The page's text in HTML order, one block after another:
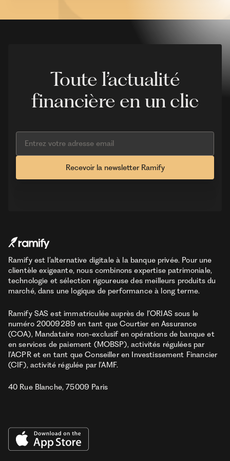
Toute l’actualité
financière en un clic
Ramify est l’alternative digitale à la banque privée. Pour une
clientèle exigeante, nous combinons expertise patrimoniale,
technologie et sélection rigoureuse des meilleurs produits du
marché, dans une logique de performance à long terme.
Ramify SAS est immatriculée auprès de l’ORIAS sous le
numéro 20009289 en tant que Courtier en Assurance
(COA), Mandataire non-exclusif en opérations de banque et
en services de paiement (MOBSP), activités régulées par
l’ACPR et en tant que Conseiller en Investissement Financier
(CIF), activité régulée par l’AMF.
40 Rue Blanche, 75009 Paris